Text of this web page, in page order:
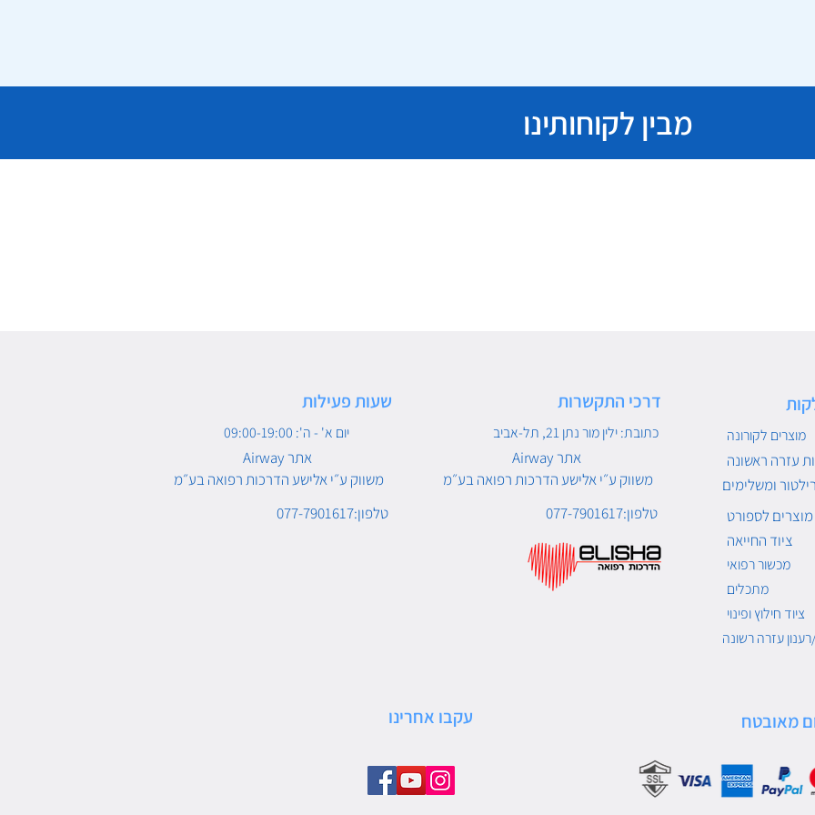
מבין לקוחותינו
שעות פעילות
יום א' - ה': 09:00-19:00
Airway אתר
משווק ע״י אלישע הדרכות רפואה בע״מ
טלפון:077-7901617
דרכי התקשרות
כתובת: ילין מור נתן 21, תל-אביב
Airway אתר
משווק ע״י אלישע הדרכות רפואה בע״מ
טלפון:077-7901617
מוצרים לקורונה
עזרה ראשונה
ומשלימים
מוצרים לספורט
ציוד החייאה
מכשור רפואי
מתכלים
ציוד חילוץ ופינוי
עזרה רשונה
עקבו אחרינו מאובטח